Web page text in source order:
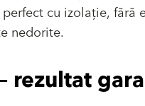
cu izolație,
nedorite.
rezultat